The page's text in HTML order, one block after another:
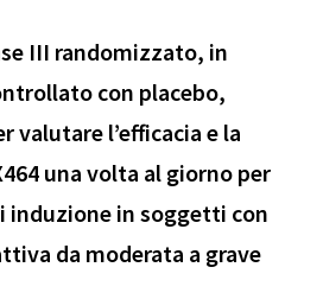
III randomizzato, in
con placebo,
valutare l’efficacia e la
una volta al giorno per
in soggetti con
da moderata a grave